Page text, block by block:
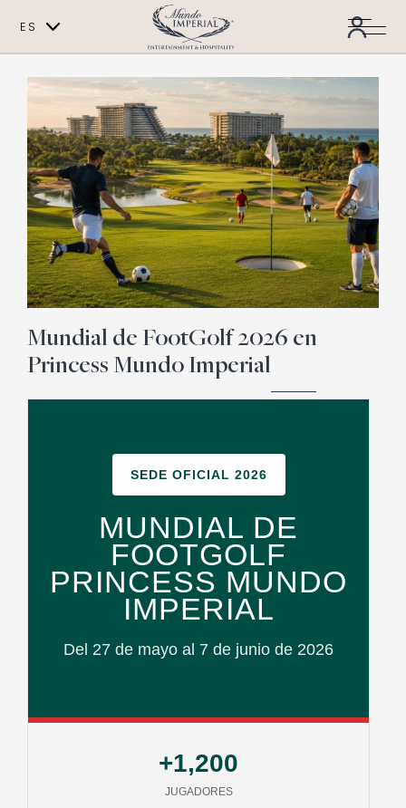
ES
EN
Mundial de FootGolf 2026 en
Princess Mundo Imperial
SEDE OFICIAL 2026
MUNDIAL DE
FOOTGOLF
PRINCESS MUNDO
IMPERIAL
Del 27 de mayo al 7 de junio de 2026
+1,200
JUGADORES